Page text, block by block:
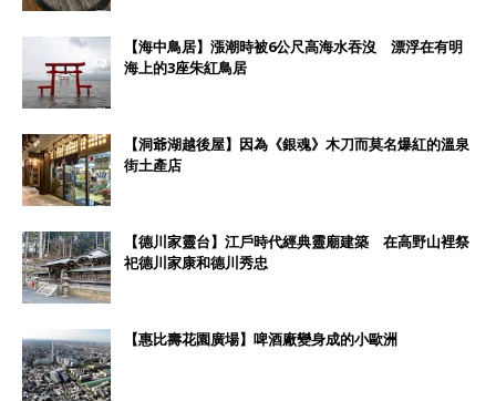
【海中鳥居】漲潮時被6公尺高海水吞沒 漂浮在有明
海上的3座朱紅鳥居
【洞爺湖越後屋】因為《銀魂》木刀而莫名爆紅的溫泉
街土產店
【德川家靈台】江戶時代經典靈廟建築 在高野山裡祭
祀德川家康和德川秀忠
【惠比壽花園廣場】啤酒廠變身成的小歐洲